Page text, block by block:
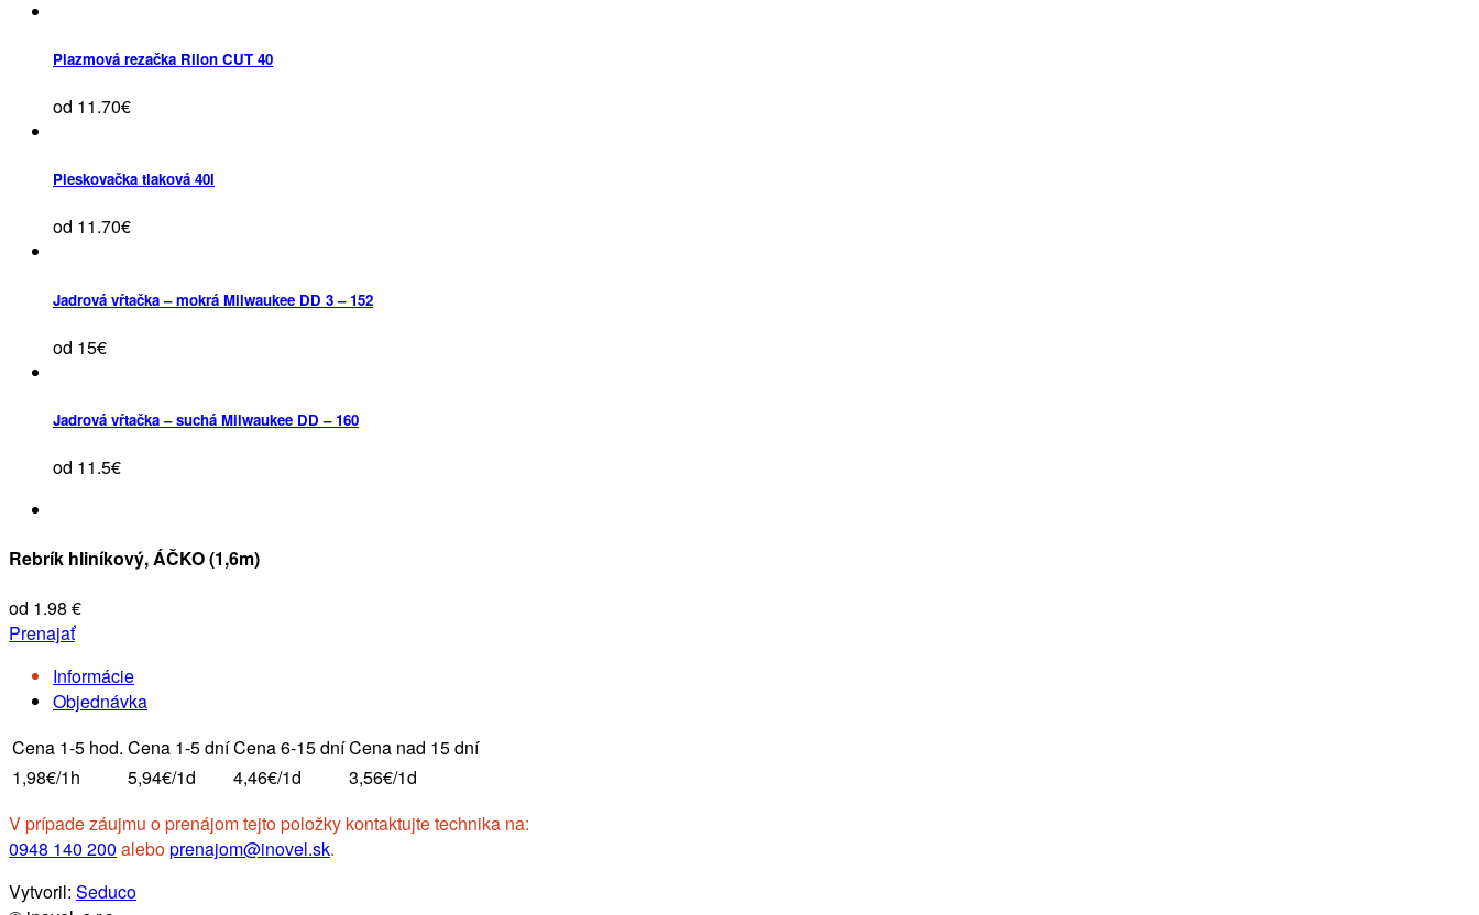
Plazmová rezačka Rilon CUT 40
od 11.70€
Pieskovačka tlaková 40l
od 11.70€
Jadrová vŕtačka – mokrá Milwaukee DD 3 – 152
od 15€
Jadrová vŕtačka – suchá Milwaukee DD – 160
od 11.5€
Rebrík hliníkový, ÁČKO (1,6m)
od 1.98 €
Prenajať
Informácie
Objednávka
Cena 1-5 hod. Cena 1-5 dníCena 6-15 dníCena nad 15 dní
1,98€/1h
5,94€/1d 4,46€/1d
3,56€/1d
V prípade záujmu o prenájom tejto položky kontaktujte technika na:
0948 140 200 aleboprenajom@inovel.sk.
Vytvoril: Seduco